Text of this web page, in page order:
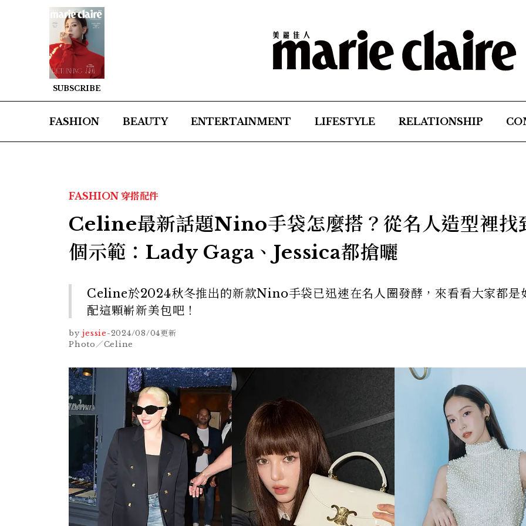
SUBSCRIBE
FASHION BEAUTY ENTERTAINMENT LIFESTYLE RELATIONSHIP
FASHION 穿搭配件
Celine最新話題Nino手袋怎麼搭？從名人造型裡找
個示範：Lady Gaga、Jessica都搶曬
Celine於2024秋冬推出的新款Nino手袋已迅速在名人圈發酵，來看看大家都是
配這顆嶄新美包吧！
by jessie-2024/08/04更新
Photo／Celine